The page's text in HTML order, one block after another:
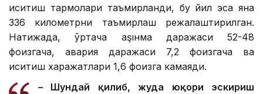
иситиш тармоқлари таъмирланди, бу йил эса яна
336 километрни таъмирлаш режалаштирилган.
Натижада, ўртача аşıнма даражаси 52-48
фоизгача, авария даражаси 7,2 фоизгача ва
иситиш харажатлари 1,6 фоизга камаяди.
– Шундай қилиб, жуда юқори эскириш